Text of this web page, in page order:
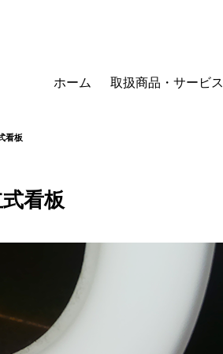
ホーム 取扱商品・サービス
看板
看板